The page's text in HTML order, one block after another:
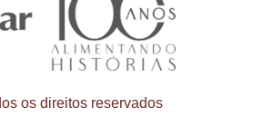
os direitos reservados